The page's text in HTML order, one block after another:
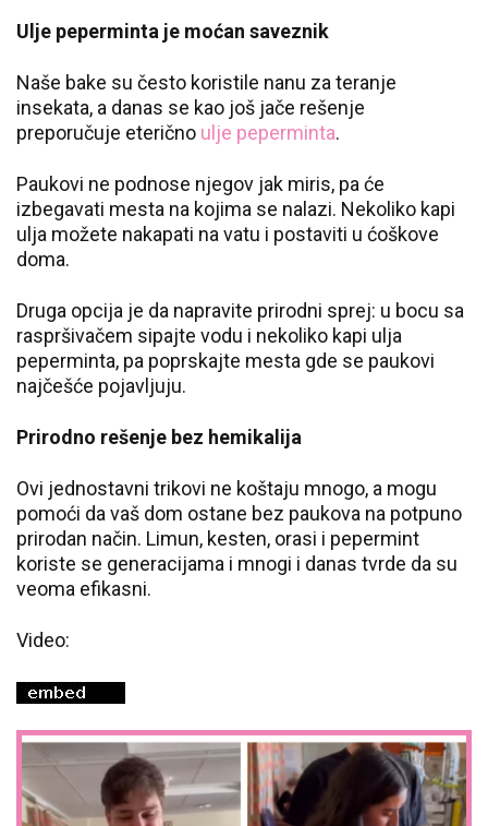
Ulje peperminta je moćan saveznik
Naše bake su često koristile nanu za teranje
insekata, a danas se kao još jače rešenje
preporučuje eterično ulje peperminta.
Paukovi ne podnose njegov jak miris, pa će
izbegavati mesta na kojima se nalazi. Nekoliko kapi
ulja možete nakapati na vatu i postaviti u ćoškove
doma.
Druga opcija je da napravite prirodni sprej: u bocu sa
raspršivačem sipajte vodu i nekoliko kapi ulja
peperminta, pa poprskajte mesta gde se paukovi
najčešće pojavljuju.
Prirodno rešenje bez hemikalija
Ovi jednostavni trikovi ne koštaju mnogo, a mogu
pomoći da vaš dom ostane bez paukova na potpuno
prirodan način. Limun, kesten, orasi i pepermint
koriste se generacijama i mnogi i danas tvrde da su
veoma efikasni.
Video: